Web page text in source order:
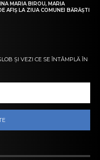
MARIA BIROU, MARIA
AFIȘ LA ZIUA COMUNEI BĂRĂȘTI
ȘI VEZI CE SE ÎNTÂMPLĂ ÎN